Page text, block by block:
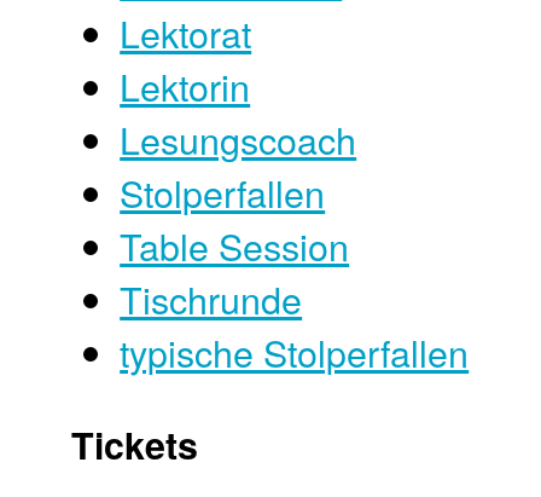
Lektorat
Lektorin
Lesungscoach
Stolperfallen
Table Session
Tischrunde
typische Stolperfallen
Tickets